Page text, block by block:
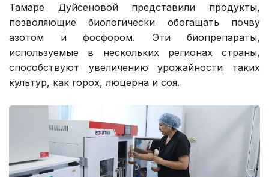
Тамаре Дуйсеновой представили продукты,
позволяющие биологически обогащать почву
азотом и фосфором. Эти биопрепараты,
используемые в нескольких регионах страны,
способствуют увеличению урожайности таких
культур, как горох, люцерна и соя.